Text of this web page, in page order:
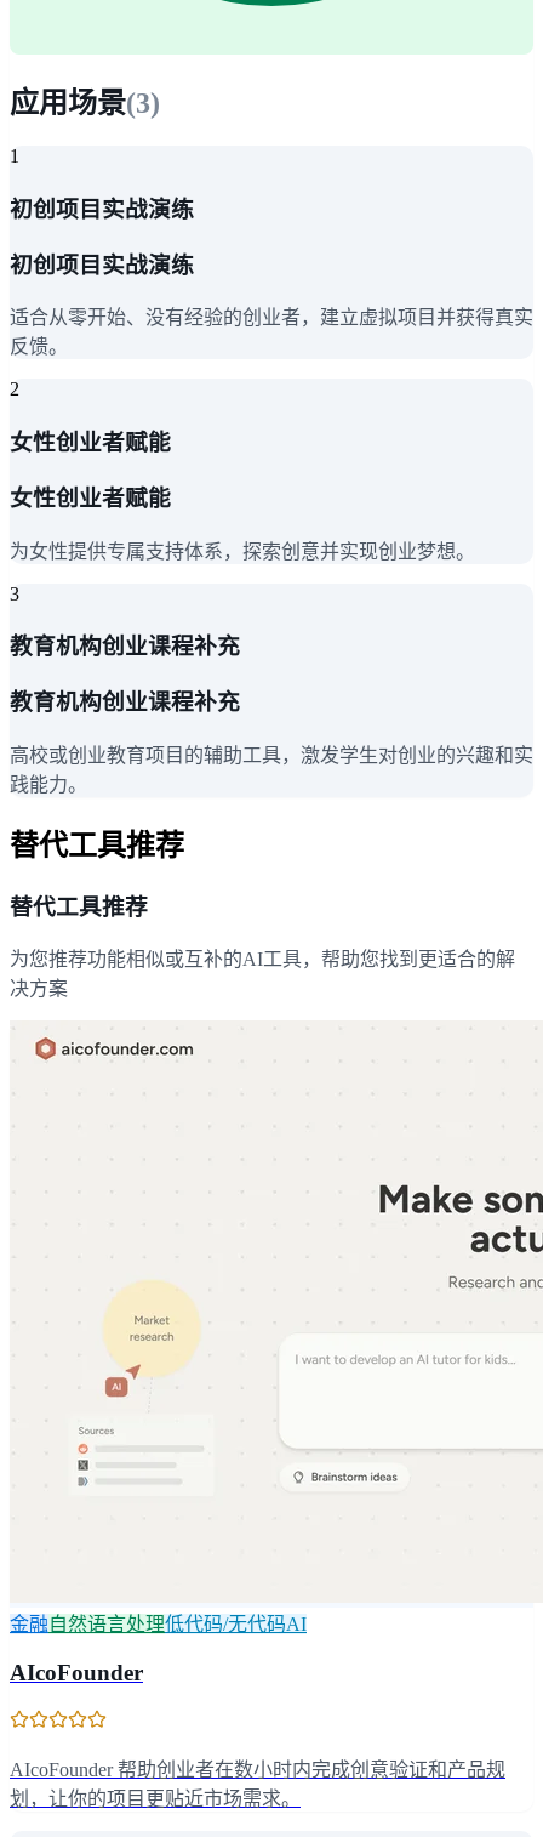
应用场景(3)
1
初创项目实战演练
初创项目实战演练
适合从零开始、没有经验的创业者，建立虚拟项目并获得真实
反馈。
2
女性创业者赋能
女性创业者赋能
为女性提供专属支持体系，探索创意并实现创业梦想。
3
教育机构创业课程补充
教育机构创业课程补充
高校或创业教育项目的辅助工具，激发学生对创业的兴趣和实
践能力。
替代工具推荐
替代工具推荐
为您推荐功能相似或互补的AI工具，帮助您找到更适合的解
决方案
金融自然语言处理低代码/无代码AI
AIcoFounder
AIcoFounder 帮助创业者在数小时内完成创意验证和产品规
划，让你的项目更贴近市场需求。